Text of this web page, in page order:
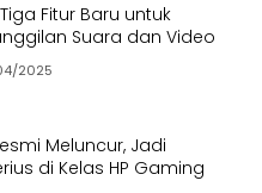
Fitur Baru untuk
Suara dan Video
2025
Meluncur, Jadi
di Kelas HP Gaming